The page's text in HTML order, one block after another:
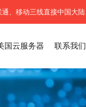
、移动三线直接中国大陆.
国云服务器 联系我们